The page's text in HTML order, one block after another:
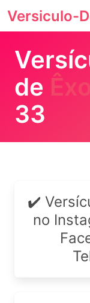
Versiculo-
de
33
✔️
no